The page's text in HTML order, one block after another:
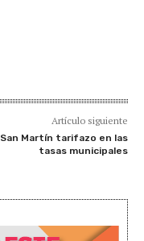
Artículo siguiente
San Martín tarifazo en las
tasas municipales